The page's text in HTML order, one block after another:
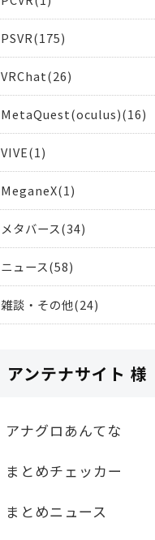
PSVR 175
VRChat 26
MetaQuest(oculus) 16
VIVE 1
MeganeX 1
メタバース 34
ニュース 58
雑談・その他 24
アンテナサイト 様
アナグロあんてな
まとめチェッカー
まとめニュース